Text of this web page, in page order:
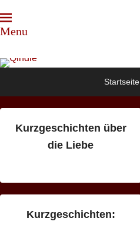
Menu
Qindie
Das Autorenkorrektiv
Startseite
Kurzgeschichten über
die Liebe
Kurzgeschichten: